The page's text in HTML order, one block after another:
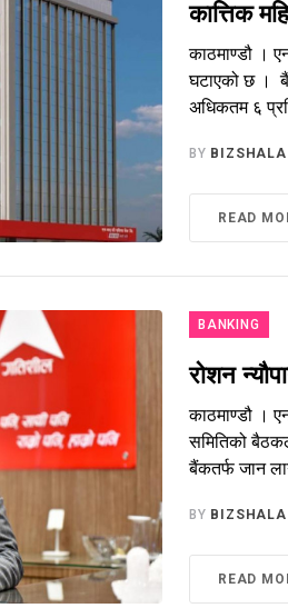
कात्तिक
काठमाण्डौ ।
घटाएको छ ।
अधिकतम ६
BY BIZSHALA
READ
BANKING
रोशन
काठमाण्डौ ।
समितिको
बैंकतर्फ जान
BY BIZSHALA
READ